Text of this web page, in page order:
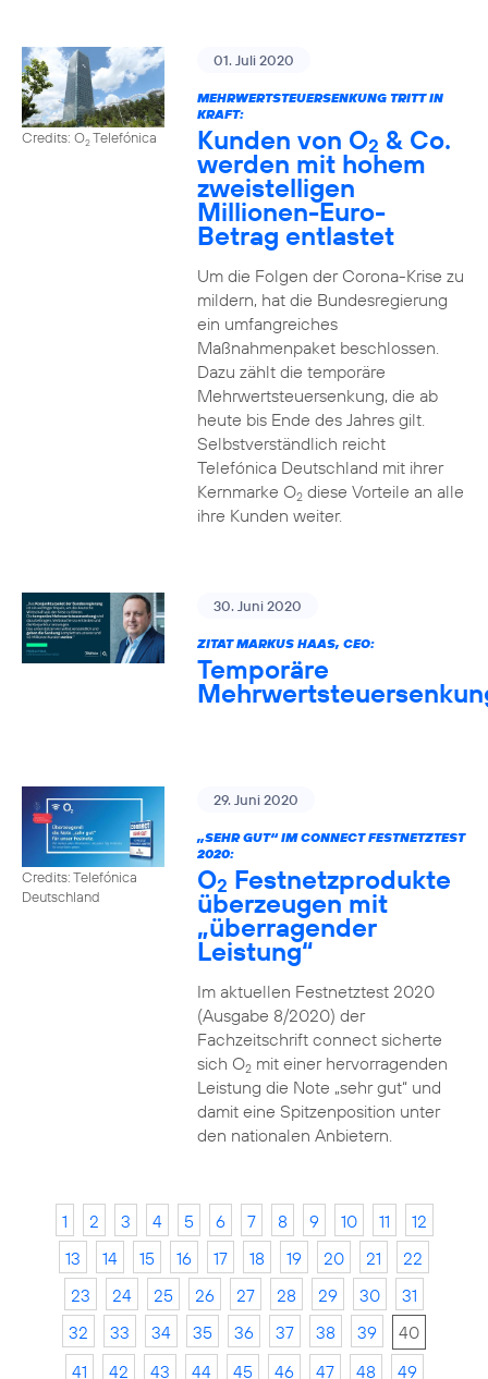
Credits: O2Telefónica
01. Juli 2020
MEHRWERTSTEUERSENKUNG TRITT IN
KRAFT:
Kunden von O2 & Co.
werden mit hohem
zweistelligen
Millionen-Euro-
Betrag entlastet
Um die Folgen der Corona-Krise zu
mildern, hat die Bundesregierung
ein umfangreiches
Maßnahmenpaket beschlossen.
Dazu zählt die temporäre
Mehrwertsteuersenkung, die ab
heute bis Ende des Jahres gilt.
Selbstverständlich reicht
Telefónica Deutschland mit ihrer
Kernmarke O2diese Vorteile an alle
ihre Kunden weiter.
30. Juni 2020
ZITAT MARKUS HAAS, CEO:
Temporäre
Credits: Telefónica
Deutschland
29. Juni 2020
„SEHR GUT“ IM CONNECT FESTNETZTEST
2020:
O2 Festnetzprodukte
überzeugen mit
„überragender
Leistung“
Im aktuellen Festnetztest 2020
(Ausgabe 8/2020) der
Fachzeitschrift connect sicherte
sich O2mit einer hervorragenden
Leistung die Note „sehr gut“ und
damit eine Spitzenposition unter
den nationalen Anbietern.
1 2 3 4 5 6 7 8 9 10 11
12
13
14 15 16 17 18 19 20 21
22
23
24 25 26 27 28 29 30
31
32
33 34 35 36 37 38 39
40
41
42 43 44 45 46 47 48 49